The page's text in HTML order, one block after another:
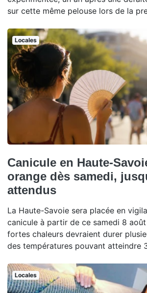
sur cette même pelouse lors de la
Locales
Canicule en Haute-
orange dès samedi,
attendus
La Haute-Savoie sera placée en
canicule à partir de ce samedi 8
fortes chaleurs devraient durer
des températures pouvant atteindre
Locales